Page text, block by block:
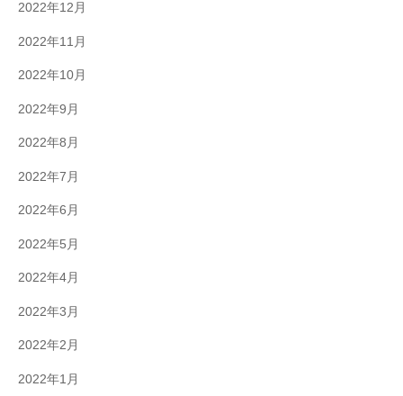
2022年12月
2022年11月
2022年10月
2022年9月
2022年8月
2022年7月
2022年6月
2022年5月
2022年4月
2022年3月
2022年2月
2022年1月